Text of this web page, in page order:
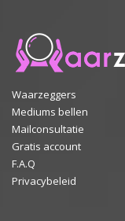
Waarzeggers
Mediums bellen
Mailconsultatie
Gratis account
F.A.Q
Privacybeleid